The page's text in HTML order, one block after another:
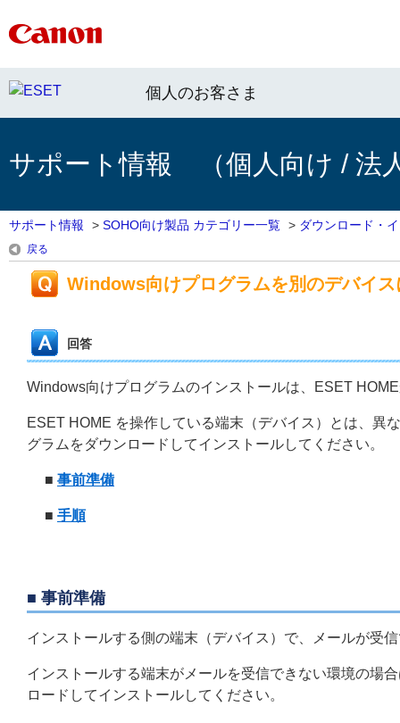
個人のお客さま
サポート情報 （個人向け / 法
サポート情報 > SOHO向け製品 カテゴリー一覧 > ダウンロード・
戻る
Windows向けプログラムを別のデバイ
回答
Windows向けプログラムのインストールは、ESET
ESET HOME を操作している端末（デバイス）とは、異
グラムをダウンロードしてインストールしてください。
■ 事前準備
■ 手順
■ 事前準備
インストールする側の端末（デバイス）で、メールが受
インストールする端末がメールを受信できない環境の場
ロードしてインストールしてください。